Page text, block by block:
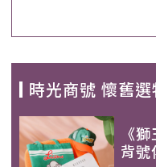
時光商號 懷舊選
《
背號